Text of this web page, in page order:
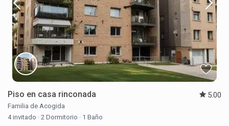
Piso en casa rinconada 5.00
Familia de Acogida
4 invitado · 2 Dormitorio · 1 Baño